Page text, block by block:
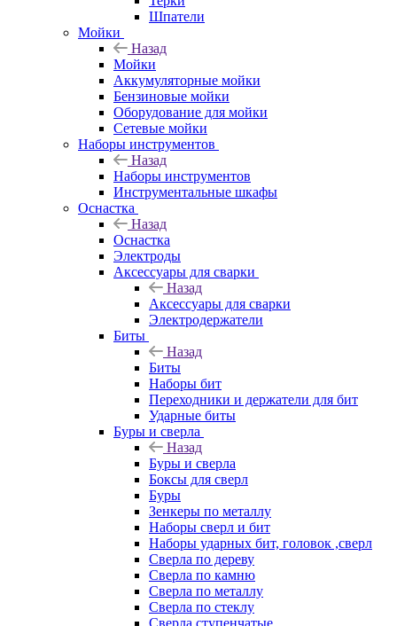
Шпатели
Мойки
Назад
Мойки
Аккумуляторные мойки
Бензиновые мойки
Оборудование для мойки
Сетевые мойки
Наборы инструментов
Назад
Наборы инструментов
Инструментальные шкафы
Оснастка
Назад
Оснастка
Электроды
Аксессуары для сварки
Назад
Аксессуары для сварки
Электродержатели
Биты
Назад
Биты
Наборы бит
Переходники и держатели для бит
Ударные биты
Буры и сверла
Назад
Буры и сверла
Боксы для сверл
Буры
Зенкеры по металлу
Наборы сверл и бит
Наборы ударных бит, головок ,сверл
Сверла по дереву
Сверла по камню
Сверла по металлу
Сверла по стеклу
Сверла ступенчатые